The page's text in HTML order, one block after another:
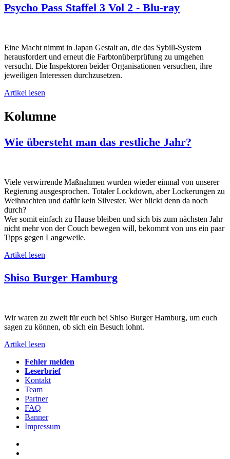
Psycho Pass Staffel 3 Vol 2 - Blu-ray
Eine Macht nimmt in Japan Gestalt an, die das Sybill-System
herausfordert und erneut die Farbtonüberprüfung zu umgehen
versucht. Die Inspektoren beider Organisationen versuchen, ihre
jeweiligen Interessen durchzusetzen.
Artikel lesen
Kolumne
Wie übersteht man das restliche Jahr?
Viele verwirrende Maßnahmen wurden wieder einmal von unserer
Regierung ausgesprochen. Totaler Lockdown, aber Lockerungen zu
Weihnachten und dafür kein Silvester. Wer blickt denn da noch
durch?
Wer somit einfach zu Hause bleiben und sich bis zum nächsten Jahr
nicht mehr von der Couch bewegen will, bekommt von uns ein paar
Tipps gegen Langeweile.
Artikel lesen
Shiso Burger Hamburg
Wir waren zu zweit für euch bei Shiso Burger Hamburg, um euch
sagen zu können, ob sich ein Besuch lohnt.
Artikel lesen
Fehler melden
Leserbrief
Kontakt
Team
Partner
FAQ
Banner
Impressum